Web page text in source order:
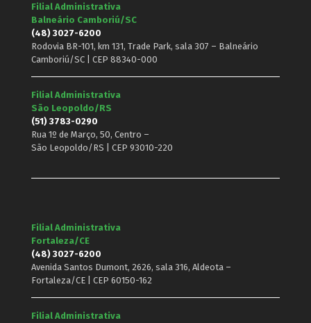
Filial Administrativa
Balneário Camboriú/SC
(48) 3027-6200
Rodovia BR-101, km 131, Trade Park, sala 307 – Balneário
Camboriú/SC | CEP 88340-000
Filial Administrativa
São Leopoldo/RS
(51) 3783-0290
Rua 1º de Março, 50, Centro –
São Leopoldo/RS | CEP 93010-220
Filial Administrativa
Fortaleza/CE
(48) 3027-6200
Avenida Santos Dumont, 2626, sala 316, Aldeota –
Fortaleza/CE | CEP 60150-162
Filial Administrativa